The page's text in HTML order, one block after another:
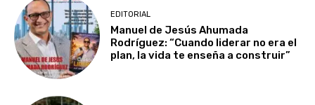
EDITORIAL
Manuel de Jesús Ahumada
Rodríguez: “Cuando liderar no era el
plan, la vida te enseña a construir”